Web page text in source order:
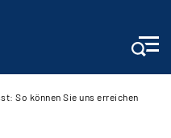
So können Sie uns erreichen